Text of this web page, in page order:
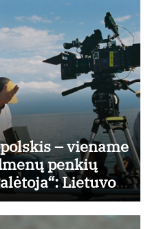
– viename
penkių
Lietuvos
rugpjūčio 7-